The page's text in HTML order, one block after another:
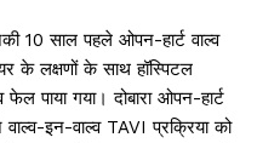
10 साल पहले ओपन-हार्ट वाल्व
के लक्षणों के साथ हॉस्पिटल
पाया गया। दोबारा ओपन-हार्ट
इन-वाल्व TAVI प्रक्रिया को